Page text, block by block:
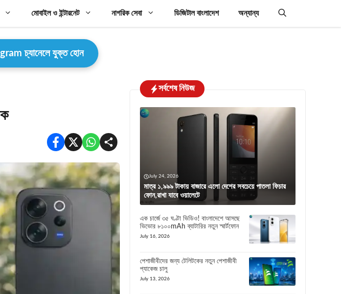
মোবাইল ও ইন্টারনেট নাগরিক সেবা ডিজিটাল বাংলাদেশ অন্যান্য
চ্যানেলে যুক্ত হোন
সর্বশেষ নিউজ
July 24, 2026
মাত্র ১,৯৯৯ টাকায় বাজারে এলো দেশের সবচেয়ে পাতলা ফিচার
ফোন,রাখা যাবে ওয়ালেটে
এক চার্জে ৩৫ ঘণ্টা ভিডিও! বাংলাদেশে আসছে
ভিভোর ৮১০০mAh ব্যাটারির নতুন স্মার্টফোন
July 16, 2026
পেশাজীবীদের জন্য টেলিটকের নতুন পেশাজীবী
প্যাকেজ চালু
July 13, 2026